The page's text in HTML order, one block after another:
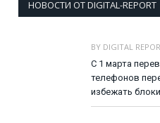
НОВОСТИ ОТ DIGITAL-REPORT
BY DIGITAL
С 1 марта
телефонов
избежать